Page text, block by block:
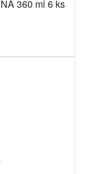
360 ml 6 ks